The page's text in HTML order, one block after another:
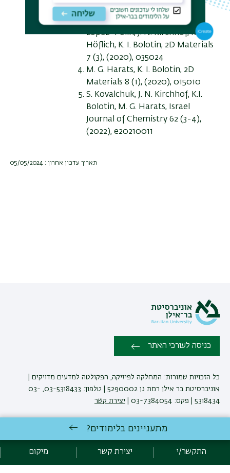
324-329
S. Kovalchuk, M. G. Harats, G.
López-Polín, J. N. Kirchhof, K.
Höflich, K. I. Bolotin, 2D Materials
7 (3), (2020), 035024
M. G. Harats, K. I. Bolotin, 2D
Materials 8 (1), (2020), 015010
S. Kovalchuk, J. N. Kirchhof, K.I.
Bolotin, M. G. Harats, Israel
Journal of Chemistry 62 (3-4),
(2022), e20210011
תאריך עדכון אחרון : 05/05/2024
כניסה לעורכי האתר
כל הזכויות שמורות: המחלקה לפיזיקה, הפקולטה למדעים מדויקים |
אוניברסיטת בר אילן רמת גן 5290002 | טלפון: 03-5318433, 03-
5318434 | פקס: 03-7384054 |
יצירת קשר
באוניברסיטת בר-אילן
הצהרת נגישות
מדיניות פרטיות
מתעניינים בלימודים?
התקשר/י יצירת קשר מיקום